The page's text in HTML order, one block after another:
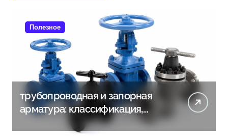
Полезное
трубопроводная и запорная
арматура: классификация,
материалы и способы